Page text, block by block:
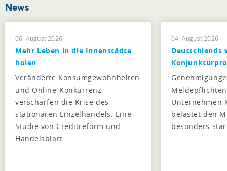
News
06. August 2026
Mehr Leben in die Innenstädte
holen
Veränderte Konsumgewohnheiten
und Online-Konkurrenz
verschärfen die Krise des
stationären Einzelhandels. Eine
Studie von Creditreform und
Handelsblatt…
04. August 2026
Deutschlands
Unternehmen
belastet den
besonders